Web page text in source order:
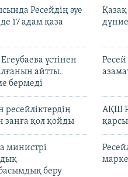
Ресейдің әуе
17 адам қаза
үстінен
айтты.
бермеді
ресейліктердің
заңға қол қойды
АҚШ
қарсы
министрі
беру